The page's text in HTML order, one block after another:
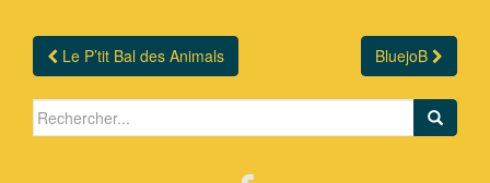
Navigation Article
Le P’tit Bal des Animals BluejoB
Search for: